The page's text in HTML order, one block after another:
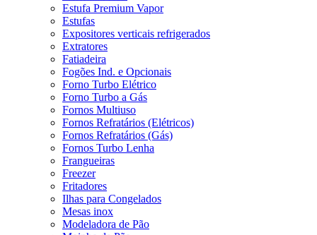
Estufa Premium Vapor
Estufas
Expositores verticais refrigerados
Extratores
Fatiadeira
Fogões Ind. e Opcionais
Forno Turbo Elétrico
Forno Turbo a Gás
Fornos Multiuso
Fornos Refratários (Elétricos)
Fornos Refratários (Gás)
Fornos Turbo Lenha
Frangueiras
Freezer
Fritadores
Ilhas para Congelados
Mesas inox
Modeladora de Pão